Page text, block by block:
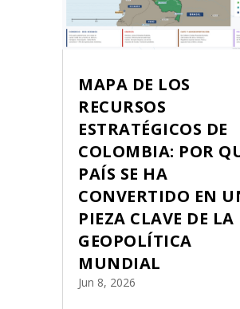
MAPA DE LOS
RECURSOS
ESTRATÉGICOS DE
COLOMBIA: POR
PAÍS SE HA
CONVERTIDO EN
PIEZA CLAVE DE LA
GEOPOLÍTICA
MUNDIAL
Jun 8, 2026